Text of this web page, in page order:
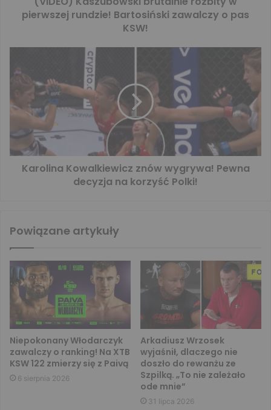
pierwszej rundzie! Bartosiński zawalczy o pas
KSW!
Karolina Kowalkiewicz znów wygrywa! Pewna
decyzja na korzyść Polki!
Powiązane artykuły
Niepokonany Włodarczyk
zawalczy o ranking! Na XTB
KSW 122 zmierzy się z Paivą
6 sierpnia 2026
Arkadiusz Wrzosek
wyjaśnił, dlaczego nie
doszło do rewanżu ze
Szpilką. „To nie zależało
ode mnie”
31 lipca 2026